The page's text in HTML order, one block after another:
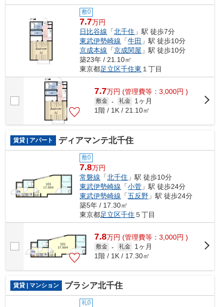
敷0
7.7万円
日比谷線 「北千住 」駅 徒歩7分
東武伊勢崎線 「牛田 」駅 徒歩10分
京成本線 「京成関屋 」駅 徒歩10分
築23年 / 21.10㎡
東京都足立区千住東 １丁目
7.7万円 (管理費等：3,000円 )
敷金 - 礼金
1ヶ月
1階 / 1K / 21.10㎡
賃貸 | アパート ディアマンテ北千住
敷0
7.8万円
常磐線 「北千住 」駅 徒歩10分
東武伊勢崎線 「小菅 」駅 徒歩24分
東武伊勢崎線 「五反野 」駅 徒歩24分
築5年 / 17.30㎡
東京都足立区千住 ５丁目
7.8万円 (管理費等：3,000円 )
敷金 - 礼金
1ヶ月
1階 / 1K / 17.30㎡
賃貸 | マンション プラシア北千住
礼0